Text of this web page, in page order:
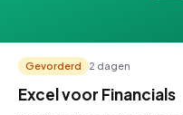
Gevorderd 2 dagen
Excel voor Financials